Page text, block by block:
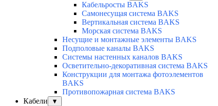
Кабельросты BAKS
Самонесущая система BAKS
Вертикальная система BAKS
Морская система BAKS
Несущие и монтажные элементы BAKS
Подполовые каналы BAKS
Системы настенных каналов BAKS
Осветительно-декоративная система BAKS
Конструкции для монтажа фотоэлементов
BAKS
Противопожарная система BAKS
Кабели
▼